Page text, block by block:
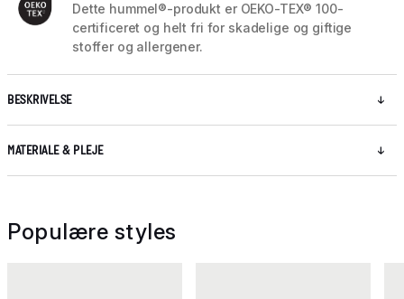
Dette hummel®-produkt er OEKO-TEX® 100-
certificeret og helt fri for skadelige og giftige
stoffer og allergener.
BESKRIVELSE
MATERIALE & PLEJE
Populære styles